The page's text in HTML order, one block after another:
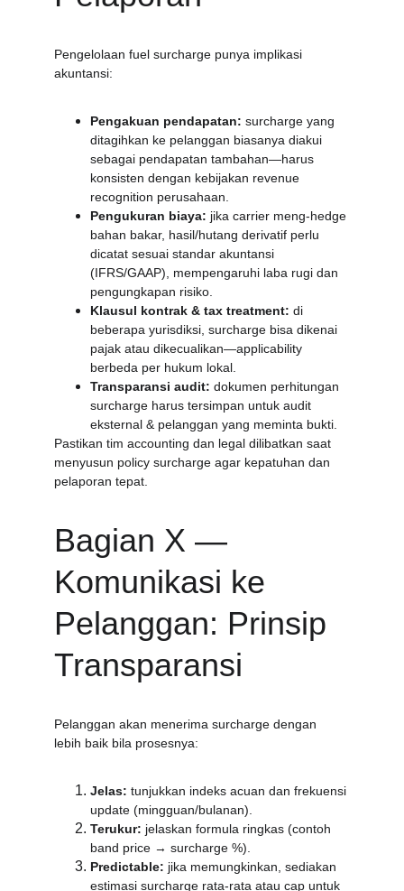
Pengelolaan fuel surcharge punya implikasi
akuntansi:
Pengakuan pendapatan: surcharge yang
ditagihkan ke pelanggan biasanya diakui
sebagai pendapatan tambahan—harus
konsisten dengan kebijakan revenue
recognition perusahaan.
Pengukuran biaya: jika carrier meng-hedge
bahan bakar, hasil/hutang derivatif perlu
dicatat sesuai standar akuntansi
(IFRS/GAAP), mempengaruhi laba rugi dan
pengungkapan risiko.
Klausul kontrak & tax treatment: di
beberapa yurisdiksi, surcharge bisa dikenai
pajak atau dikecualikan—applicability
berbeda per hukum lokal.
Transparansi audit: dokumen perhitungan
surcharge harus tersimpan untuk audit
eksternal & pelanggan yang meminta bukti.
Pastikan tim accounting dan legal dilibatkan saat
menyusun policy surcharge agar kepatuhan dan
pelaporan tepat.
Bagian X —
Komunikasi ke
Pelanggan: Prinsip
Transparansi
Pelanggan akan menerima surcharge dengan
lebih baik bila prosesnya:
Jelas: tunjukkan indeks acuan dan frekuensi
update (mingguan/bulanan).
Terukur: jelaskan formula ringkas (contoh
band price → surcharge %).
Predictable: jika memungkinkan, sediakan
estimasi surcharge rata-rata atau cap untuk